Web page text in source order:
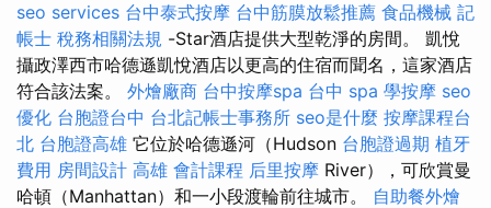
seo services 台中泰式按摩 台中筋膜放鬆推薦 食品機械 記
帳士 稅務相關法規 -Star酒店提供大型乾淨的房間。 凱悅
攝政澤西市哈德遜凱悅酒店以更高的住宿而聞名，這家酒店
符合該法案。 外燴廠商 台中按摩spa 台中 spa 學按摩 seo
優化 台胞證台中 台北記帳士事務所 seo是什麼 按摩課程台
北 台胞證高雄 它位於哈德遜河（Hudson 台胞證過期 植牙
費用 房間設計 高雄 會計課程 后里按摩 River），可欣賞曼
哈頓（Manhattan）和一小段渡輪前往城市。 自助餐外燴